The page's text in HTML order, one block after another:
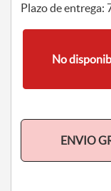
Plazo de entrega:
No
ENVIO